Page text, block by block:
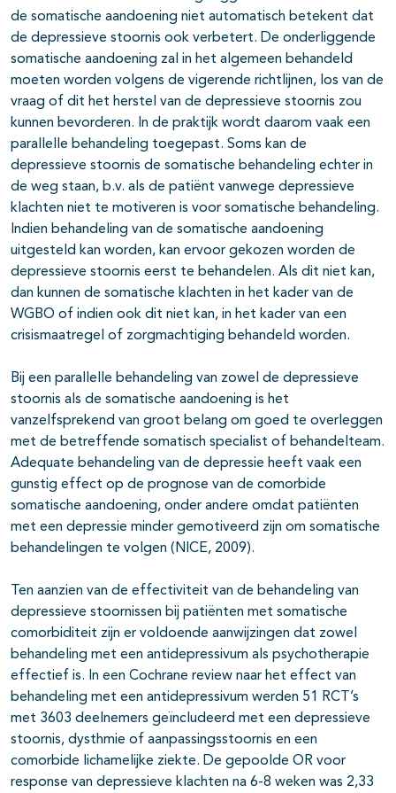
de somatische aandoening niet automatisch betekent dat
de depressieve stoornis ook verbetert. De onderliggende
somatische aandoening zal in het algemeen behandeld
moeten worden volgens de vigerende richtlijnen, los van de
vraag of dit het herstel van de depressieve stoornis zou
kunnen bevorderen. In de praktijk wordt daarom vaak een
parallelle behandeling toegepast. Soms kan de
depressieve stoornis de somatische behandeling echter in
de weg staan, b.v. als de patiënt vanwege depressieve
klachten niet te motiveren is voor somatische behandeling.
Indien behandeling van de somatische aandoening
uitgesteld kan worden, kan ervoor gekozen worden de
depressieve stoornis eerst te behandelen. Als dit niet kan,
dan kunnen de somatische klachten in het kader van de
WGBO of indien ook dit niet kan, in het kader van een
crisismaatregel of zorgmachtiging behandeld worden.
Bij een parallelle behandeling van zowel de depressieve
stoornis als de somatische aandoening is het
vanzelfsprekend van groot belang om goed te overleggen
met de betreffende somatisch specialist of behandelteam.
Adequate behandeling van de depressie heeft vaak een
gunstig effect op de prognose van de comorbide
somatische aandoening, onder andere omdat patiënten
met een depressie minder gemotiveerd zijn om somatische
behandelingen te volgen (NICE, 2009).
Ten aanzien van de effectiviteit van de behandeling van
depressieve stoornissen bij patiënten met somatische
comorbiditeit zijn er voldoende aanwijzingen dat zowel
behandeling met een antidepressivum als psychotherapie
effectief is. In een Cochrane review naar het effect van
behandeling met een antidepressivum werden 51 RCT’s
met 3603 deelnemers geïncludeerd met een depressieve
stoornis, dysthmie of aanpassingsstoornis en een
comorbide lichamelijke ziekte. De gepoolde OR voor
response van depressieve klachten na 6-8 weken was 2,33